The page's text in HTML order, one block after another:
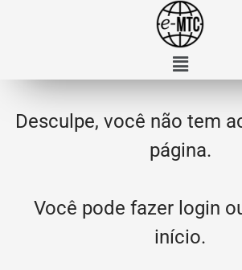
Desculpe, você não tem
página.
Você pode fazer login
início.